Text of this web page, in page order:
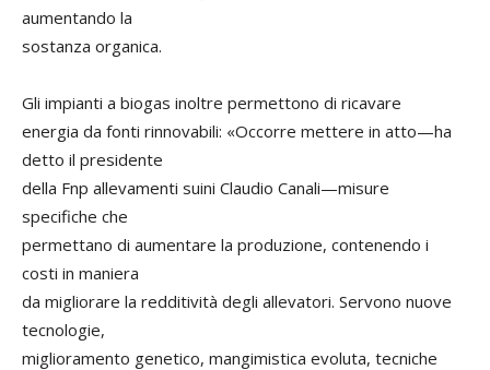
aumentando la
sostanza organica.
Gli impianti a biogas inoltre permettono di ricavare
energia da fonti rinnovabili: «Occorre mettere in atto—ha
detto il presidente
della Fnp allevamenti suini Claudio Canali—misure
specifiche che
permettano di aumentare la produzione, contenendo i
costi in maniera
da migliorare la redditività degli allevatori. Servono nuove
tecnologie,
miglioramento genetico, mangimistica evoluta, tecniche